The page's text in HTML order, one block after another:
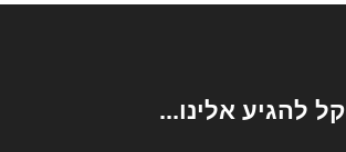
קל להגיע אלינו...